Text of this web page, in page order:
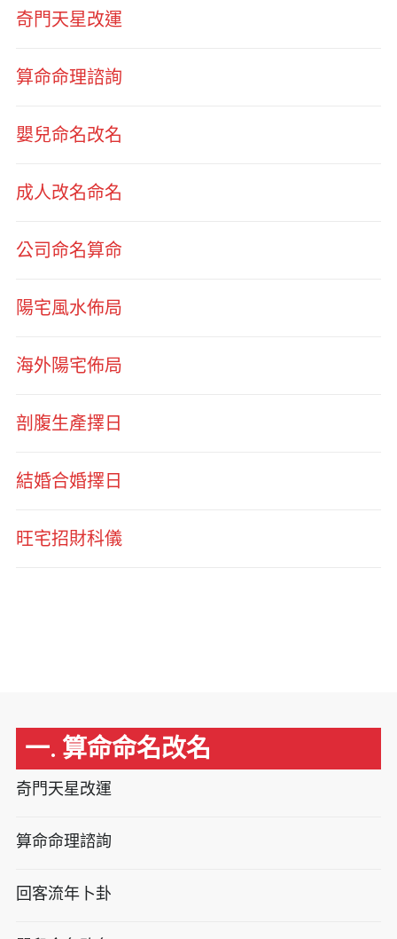
奇門天星改運
算命命理諮詢
嬰兒命名改名
成人改名命名
公司命名算命
陽宅風水佈局
海外陽宅佈局
剖腹生產擇日
結婚合婚擇日
旺宅招財科儀
一. 算命命名改名
奇門天星改運
算命命理諮詢
回客流年卜卦